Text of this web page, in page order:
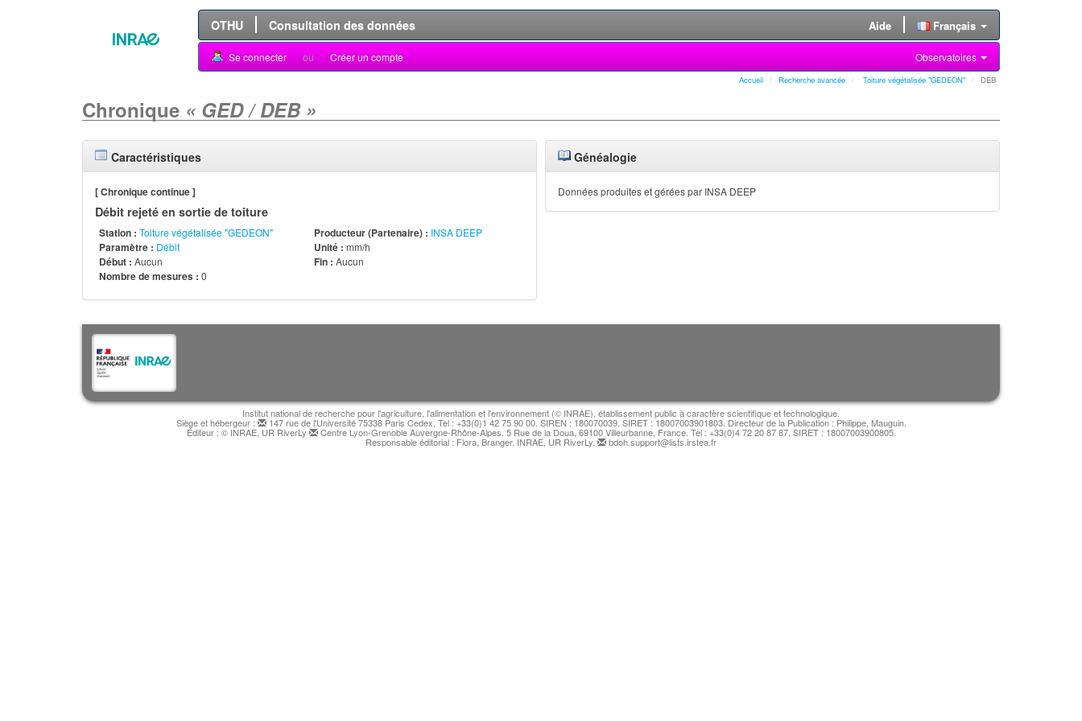
OTHU Consultation des données Aide Français
Se connecter ou Créer un compte Observatoires
Accueil Recherche avancée Toiture végétalisée "GEDEON" DEB
Chronique « GED / DEB »
Caractéristiques
[ Chronique continue ]
Débit rejeté en sortie de toiture
Station : Toiture végétalisée "GEDEON" Producteur (Partenaire) : INSA DEEP
Paramètre : Débit Unité : mm/h
Début : Aucun Fin : Aucun
Nombre de mesures : 0
Généalogie
Données produites et gérées par INSA DEEP
Institut national de recherche pour l'agriculture, l'alimentation et l'environnement (© INRAE), établissement public à caractère scientifique et technologique.
Siège et hébergeur : 147 rue de l'Université 75338 Paris Cedex. Tel : +33(0)1 42 75 90 00. SIREN : 180070039. SIRET : 18007003901803. Directeur de la Publication : Philippe, Mauguin.
Éditeur : © INRAE, UR RiverLy Centre Lyon-Grenoble Auvergne-Rhône-Alpes. 5 Rue de la Doua, 69100 Villeurbanne, France. Tel : +33(0)4 72 20 87 87. SIRET : 18007003900805.
Responsable éditorial : Flora, Branger. INRAE, UR RiverLy. bdoh.support@lists.irstea.fr